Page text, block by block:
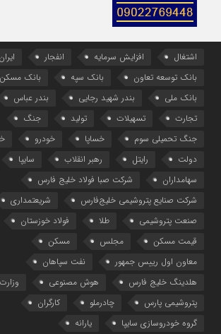
اشتغال افزایش سرمایه انفجار
ایران
بانک توسعه تعاون
بانک سپه
بانک مسکن
بانک ملی
بندر شهید رجایی بندر عباس
تجارت
تسهیلات تولید
جنگ
جنگ تحمیلی سوم
خساپا خودرو
دولت
رایتل رهبر انقلاب سایپا
سهامداران
شرکت صبا فولاد خلیج فارس
شرکت صنایع پتروشیمی خلیج‌فارس
شریعتمداری
صنعت پتروشیمی
طلا
فولاد خوزستان
قیمت مسکن
مجلس
مسکن
معاون اول رییس جمهور
نفت سپاهان
هلدینگ خلیج فارس
هوش مصنوعی
پتروشیمی پارس
چادرملو
کارگران
گروه خودروسازی سایپا
یارانه